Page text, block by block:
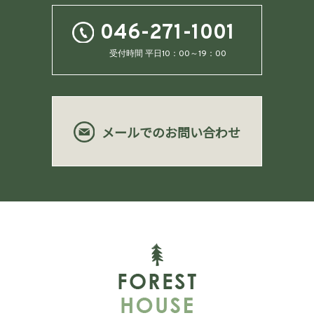
046-271-1001
受付時間 平日10：00～19：00
メールでのお問い合わせ